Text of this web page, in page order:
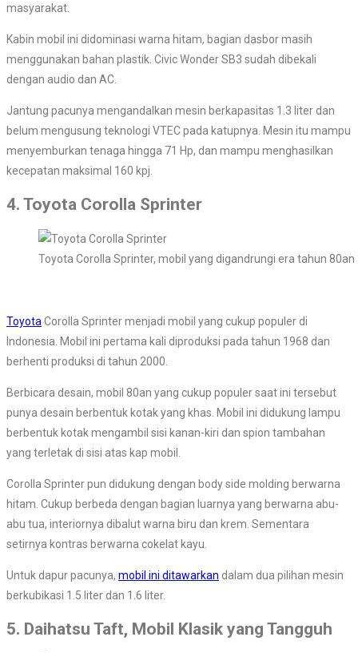
masyarakat.
Kabin mobil ini didominasi warna hitam, bagian dasbor masih
menggunakan bahan plastik. Civic Wonder SB3 sudah dibekali
dengan audio dan AC.
Jantung pacunya mengandalkan mesin berkapasitas 1.3 liter dan
belum mengusung teknologi VTEC pada katupnya. Mesin itu mampu
menyemburkan tenaga hingga 71 Hp, dan mampu menghasilkan
kecepatan maksimal 160 kpj.
4. Toyota Corolla Sprinter
Toyota Corolla Sprinter, mobil yang digandrungi era tahun 80an
Toyota Corolla Sprinter menjadi mobil yang cukup populer di
Indonesia. Mobil ini pertama kali diproduksi pada tahun 1968 dan
berhenti produksi di tahun 2000.
Berbicara desain, mobil 80an yang cukup populer saat ini tersebut
punya desain berbentuk kotak yang khas. Mobil ini didukung lampu
berbentuk kotak mengambil sisi kanan-kiri dan spion tambahan
yang terletak di sisi atas kap mobil.
Corolla Sprinter pun didukung dengan body side molding berwarna
hitam. Cukup berbeda dengan bagian luarnya yang berwarna abu-
abu tua, interiornya dibalut warna biru dan krem. Sementara
setirnya kontras berwarna cokelat kayu.
Untuk dapur pacunya, mobil ini ditawarkan dalam dua pilihan mesin
berkubikasi 1.5 liter dan 1.6 liter.
5. Daihatsu Taft, Mobil Klasik yang Tangguh